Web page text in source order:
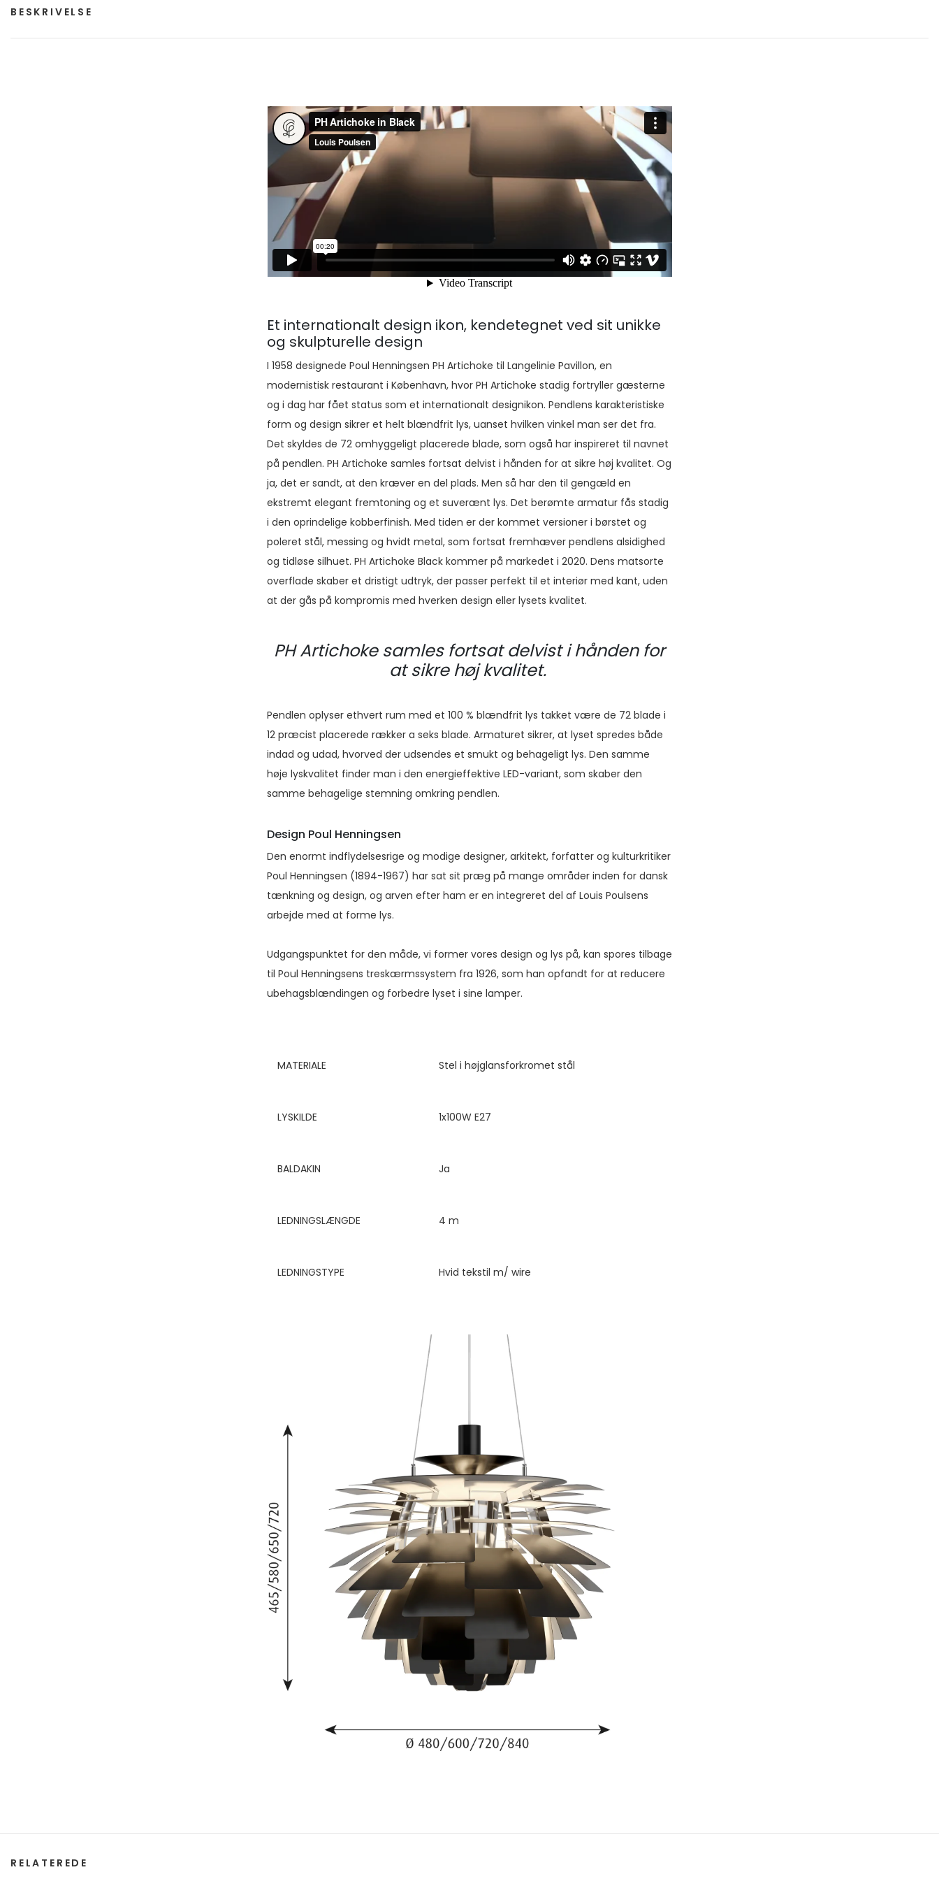
BESKRIVELSE
Et internationalt design ikon, kendetegnet ved sit unikke
og skulpturelle design
I 1958 designede Poul Henningsen PH Artichoke til Langelinie Pavillon, en
modernistisk restaurant i København, hvor PH Artichoke stadig fortryller gæsterne
og i dag har fået status som et internationalt designikon. Pendlens karakteristiske
form og design sikrer et helt blændfrit lys, uanset hvilken vinkel man ser det fra.
Det skyldes de 72 omhyggeligt placerede blade, som også har inspireret til navnet
på pendlen. PH Artichoke samles fortsat delvist i hånden for at sikre høj kvalitet. Og
ja, det er sandt, at den kræver en del plads. Men så har den til gengæld en
ekstremt elegant fremtoning og et suverænt lys. Det berømte armatur fås stadig
i den oprindelige kobberfinish. Med tiden er der kommet versioner i børstet og
poleret stål, messing og hvidt metal, som fortsat fremhæver pendlens alsidighed
og tidløse silhuet. PH Artichoke Black kommer på markedet i 2020. Dens matsorte
overflade skaber et dristigt udtryk, der passer perfekt til et interiør med kant, uden
at der gås på kompromis med hverken design eller lysets kvalitet.
PH Artichoke samles fortsat delvist i hånden for
at sikre høj kvalitet.
Pendlen oplyser ethvert rum med et 100 % blændfrit lys takket være de 72 blade i
12 præcist placerede rækker a seks blade. Armaturet sikrer, at lyset spredes både
indad og udad, hvorved der udsendes et smukt og behageligt lys. Den samme
høje lyskvalitet finder man i den energieffektive LED-variant, som skaber den
samme behagelige stemning omkring pendlen.
Design Poul Henningsen
Den enormt indflydelsesrige og modige designer, arkitekt, forfatter og kulturkritiker
Poul Henningsen (1894-1967) har sat sit præg på mange områder inden for dansk
tænkning og design, og arven efter ham er en integreret del af Louis Poulsens
arbejde med at forme lys.
Udgangspunktet for den måde, vi former vores design og lys på, kan spores tilbage
til Poul Henningsens treskærmssystem fra 1926, som han opfandt for at reducere
ubehagsblændingen og forbedre lyset i sine lamper.
MATERIALE Stel i højglansforkromet stål
LYSKILDE 1x100W E27
BALDAKIN Ja
LEDNINGSLÆNGDE 4 m
LEDNINGSTYPE Hvid tekstil m/ wire
RELATEREDE